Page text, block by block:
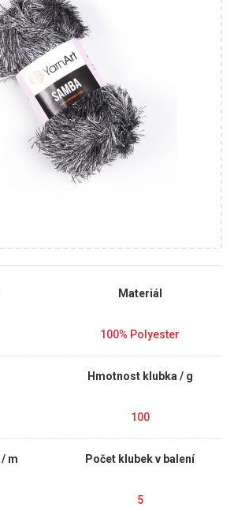
Materiál
100% Polyester
Hmotnost klubka / g
100
m Počet klubek v balení
5